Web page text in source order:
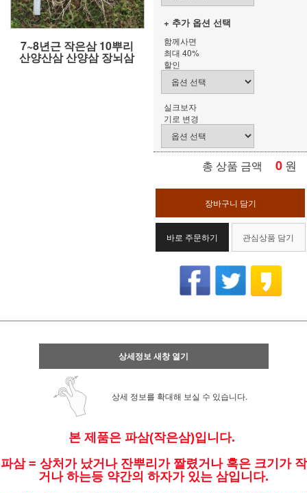
7~8년근 작은삼 10뿌리
산양산삼 산양삼 장뇌삼
+ 추가 옵션 선택
함께사면
최대 40%
할인
실크보자
기로 변경
총 상품 금액 0 원
장바구니 담기
바로 주문하기 관심상품 담기
상세정보 새창 열기
상세 정보를 확대해 보실 수 있습니다.
본 제품은 파삼(작은삼)입니다.
파삼 = 상처가 났거나 잔뿌리가 짤렸거나 혹은 크기가 작
거나 하는등 약간의 하자가 있는 삼입니다.